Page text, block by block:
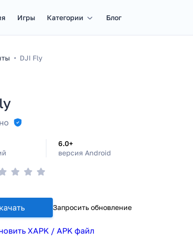
Игры Категории Блог
DJI Fly
6.0+
версия Android
Запросить обновление
XAPK / APK файл